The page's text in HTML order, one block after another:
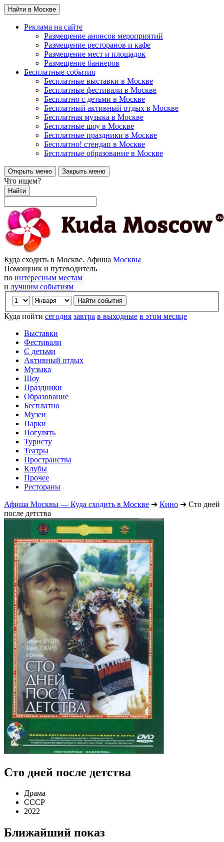
Найти в Москве
Реклама на сайте
Размещение анонсов мероприятий
Размещение ресторанов и кафе
Размещение мест и площадок
Размещение баннеров
Бесплатные события
Бесплатные выставки в Москве
Бесплатные фестивали в Москве
Бесплатно с детьми в Москве
Бесплатный активный отдых в Москве
Бесплатная музыка в Москве
Бесплатные шоу в Москве
Бесплатные праздники в Москве
Бесплатно! стендап в Москве
Бесплатные образование в Москве
Открыть меню Закрыть меню
Что ищем?
Найти
Куда сходить в Москве. Афиша Москвы
Помощник и путеводитель
по интересным местам
и лучшим событиям
Куда пойти сегодня завтра в выходные в этом месяце
Выставки
Фестивали
С детьми
Активный отдых
Музыка
Шоу
Праздники
Образование
Бесплатно
Музеи
Парки
Погулять
Туристу
Театры
Пространства
Клубы
Прочее
Рестораны
Афиша Москвы — Куда сходить в Москве ➔ Кино ➔ Сто дней
после детства
Сто дней после детства
Драма
СССР
2022
Ближайший показ